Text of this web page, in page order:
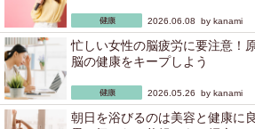
2026.06.08 by kanami
忙しい女性の脳疲労に要注意！
脳の健康をキープしよう
2026.05.26 by kanami
朝日を浴びるのは美容と健康に